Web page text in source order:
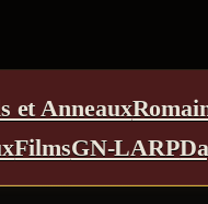
et Anneaux
FilmsGN-LARP